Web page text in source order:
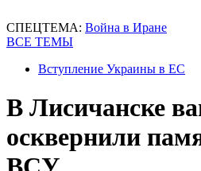
СПЕЦТЕМА: Война в Иране
ВСЕ ТЕМЫ
Вступление Украины в ЕС
В Лисичанске
осквернили